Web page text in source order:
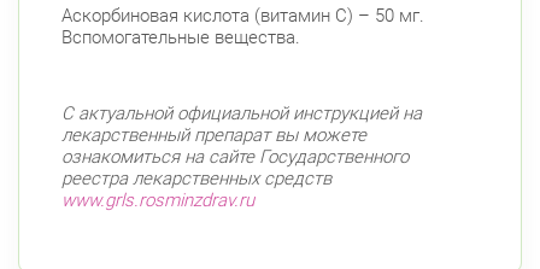
Аскорбиновая кислота (витамин С) – 50 мг.
Вспомогательные вещества.
С актуальной официальной инструкцией на
лекарственный препарат вы можете
ознакомиться на сайте Государственного
реестра лекарственных средств
www.grls.rosminzdrav.ru